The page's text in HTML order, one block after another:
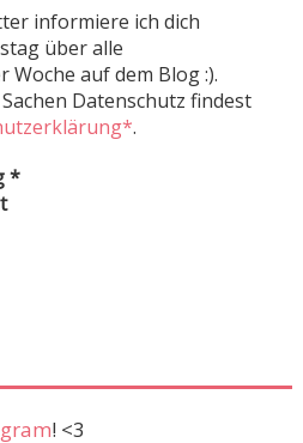
informiere ich dich
über alle
auf dem Blog :).
Datenschutz findest
.
*
! <3